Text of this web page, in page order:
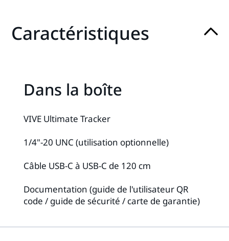
Caractéristiques
Dans la boîte
VIVE Ultimate Tracker
1/4"-20 UNC (utilisation optionnelle)
Câble USB-C à USB-C de 120 cm
Documentation (guide de l'utilisateur QR
code / guide de sécurité / carte de garantie)